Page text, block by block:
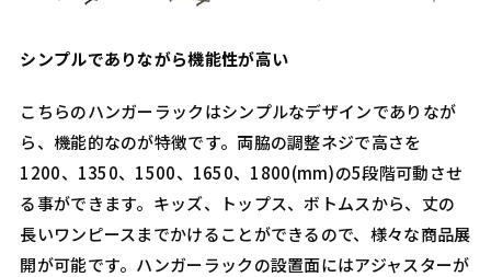
シンプルでありながら機能性が高い
こちらのハンガーラックはシンプルなデザインでありなが
ら、機能的なのが特徴です。両脇の調整ネジで高さを
1200、1350、1500、1650、1800(mm)の5段階可動させ
る事ができます。キッズ、トップス、ボトムスから、丈の
長いワンピースまでかけることができるので、様々な商品展
開が可能です。ハンガーラックの設置面にはアジャスターが